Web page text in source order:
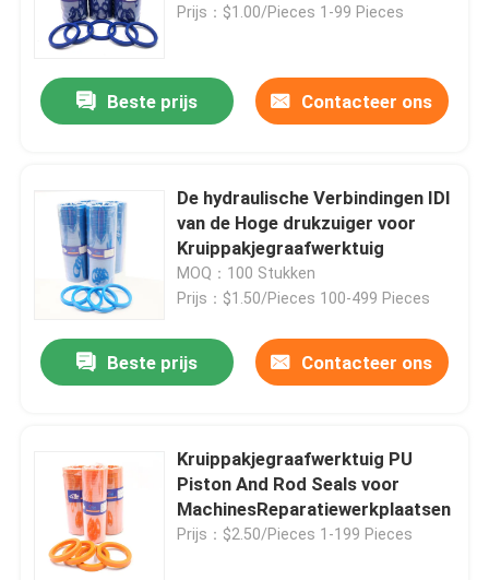
Huis
Video's
Prijs：$1.00/Pieces 1-99 Pieces
Beste prijs Contacteer ons
De hydraulische Verbindingen IDI
van de Hoge drukzuiger voor
Kruippakjegraafwerktuig
MOQ：100 Stukken
Prijs：$1.50/Pieces 100-499 Pieces
Beste prijs Contacteer ons
Kruippakjegraafwerktuig PU
Piston And Rod Seals voor
MachinesReparatiewerkplaatsen
Prijs：$2.50/Pieces 1-199 Pieces